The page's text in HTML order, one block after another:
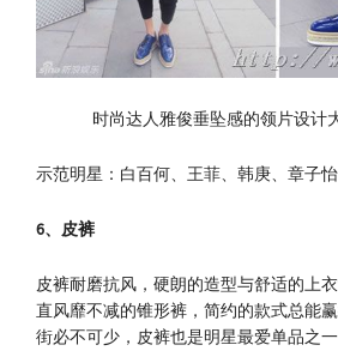
时尚达人雅俊垂坠感的领片设计
示范明星：白百何、王菲、韩庚、章子
6、皮裤
皮裤耐磨抗风，硬朗的造型与舒适的上
直风靡不减的锥形裤，简约的款式总能
街必不可少，皮裤也是明星最爱单品之